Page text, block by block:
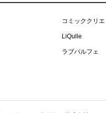
コミッククリエ
LiQulle
ラブパルフェ